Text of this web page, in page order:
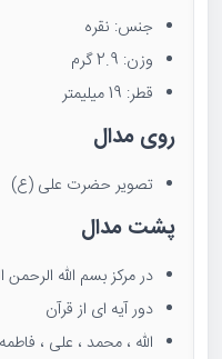
جنس: نقره
وزن: 2.9 گرم
قطر: 19 میلیمتر
روی مدال
تصویر حضرت علی (ع)
پشت مدال
در مرکز بسم الله الرحمن
دور آیه ای از قرآن
الله ، محمد ، علی ،